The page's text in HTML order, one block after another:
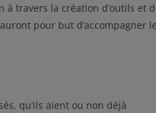
travers la création d’outils et
pour but d’accompagner
qu’ils aient ou non déjà